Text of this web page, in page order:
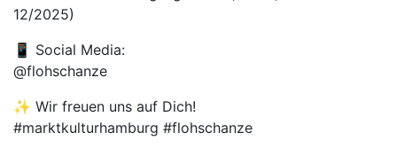
12/2025)
📱 Social Media:
@flohschanze
✨ Wir freuen uns auf Dich!
#marktkulturhamburg #flohschanze